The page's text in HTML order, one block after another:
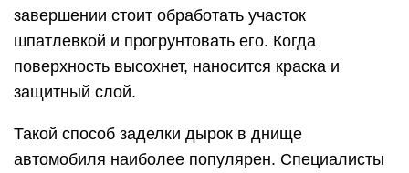
завершении стоит обработать участок
шпатлевкой и прогрунтовать его. Когда
поверхность высохнет, наносится краска и
защитный слой.
Такой способ заделки дырок в днище
автомобиля наиболее популярен. Специалисты